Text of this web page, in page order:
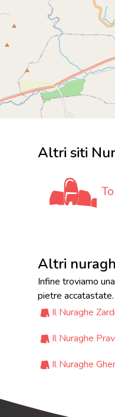
Altri siti
Altri
Infine troviamo
pietre accatastate.
Il Nuraghe
Il Nuraghe
Il Nuraghe